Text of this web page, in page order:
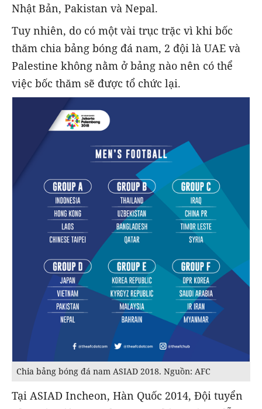
Nhật Bản, Pakistan và Nepal.
Tuy nhiên, do có một vài trục trặc vì khi bốc
thăm chia bảng bóng đá nam, 2 đội là UAE và
Palestine không nằm ở bảng nào nên có thể
việc bốc thăm sẽ được tổ chức lại.
Chia bảng bóng đá nam ASIAD 2018. Nguồn: AFC
Tại ASIAD Incheon, Hàn Quốc 2014, Đội tuyển